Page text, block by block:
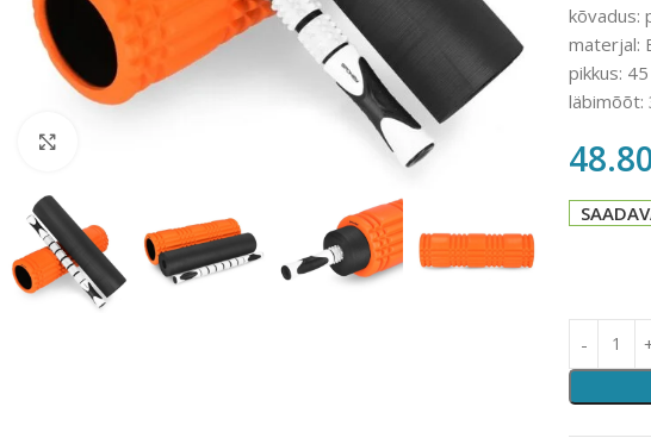
kõvadus:
materjal:
pikkus:
läbimõõt: